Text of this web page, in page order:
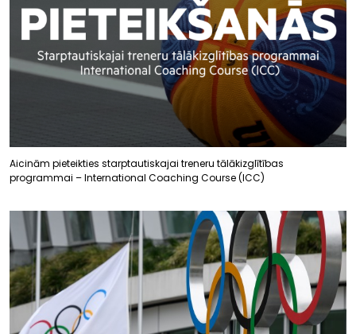
Aicinām pieteikties starptautiskajai treneru tālākizglītības
programmai – International Coaching Course (ICC)